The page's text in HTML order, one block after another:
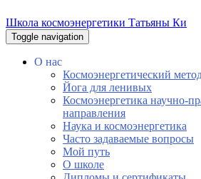
Школа космоэнергетики Татьяны Ки
Toggle navigation
О нас
Космоэнергетический
Йога для ленивых
Космоэнергетика научно-
направления
Наука и космоэнергетика
Часто задаваемые вопросы
Мой путь
О школе